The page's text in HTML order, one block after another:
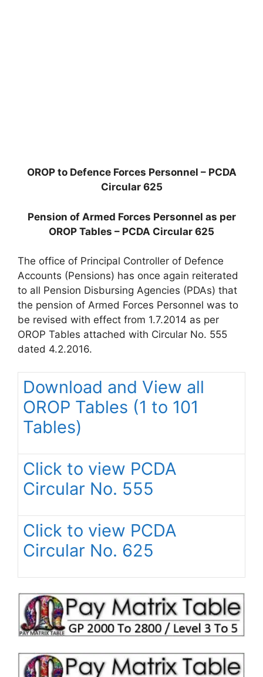
OROP to Defence Forces Personnel – PCDA
Circular 625
Pension of Armed Forces Personnel as per
OROP Tables – PCDA Circular 625
The office of Principal Controller of Defence
Accounts (Pensions) has once again reiterated
to all Pension Disbursing Agencies (PDAs) that
the pension of Armed Forces Personnel was to
be revised with effect from 1.7.2014 as per
OROP Tables attached with Circular No. 555
dated 4.2.2016.
Download and View all
OROP Tables (1 to 101
Tables)
Click to view PCDA
Circular No. 555
Click to view PCDA
Circular No. 625